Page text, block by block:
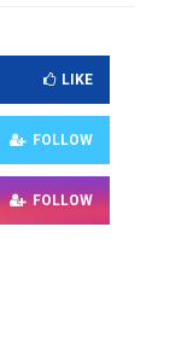
LIKE
FOLLOW
FOLLOW